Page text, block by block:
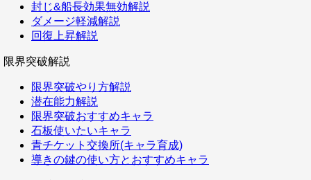
封じ&船長効果無効解説
ダメージ軽減解説
回復上昇解説
限界突破解説
限界突破やり方解説
潜在能力解説
限界突破おすすめキャラ
石板使いたいキャラ
青チケット交換所(キャラ育成)
導きの鍵の使い方とおすすめキャラ